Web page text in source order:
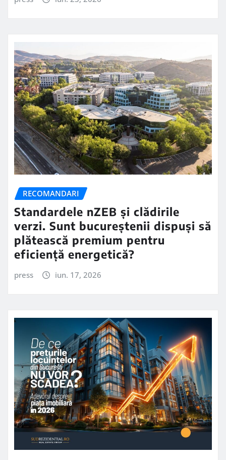
RECOMANDARI
Standardele nZEB și clădirile
verzi. Sunt bucureștenii dispuși să
plătească premium pentru
eficiență energetică?
press iun. 17, 2026